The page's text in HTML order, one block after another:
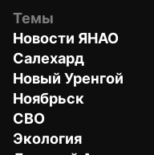
Темы
Новости ЯНАО
Салехард
Новый Уренгой
Ноябрьск
СВО
Экология